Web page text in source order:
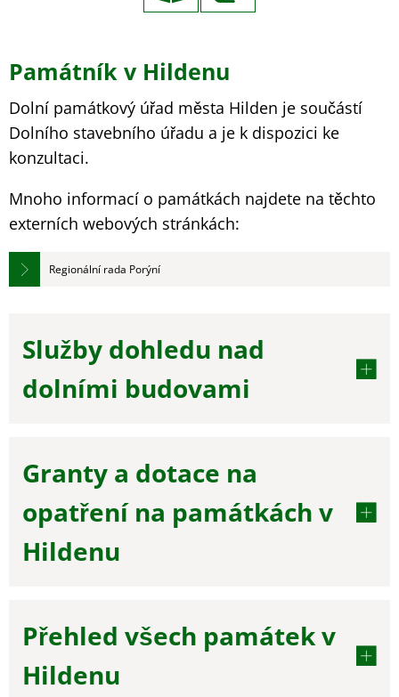
Památník v Hildenu
Dolní památkový úřad města Hilden je součástí
Dolního stavebního úřadu a je k dispozici ke
konzultaci.
Mnoho informací o památkách najdete na těchto
externích webových stránkách:
Regionální rada Porýní
Služby dohledu nad
dolními budovami
Granty a dotace na
opatření na památkách v
Hildenu
Přehled všech památek v
Hildenu